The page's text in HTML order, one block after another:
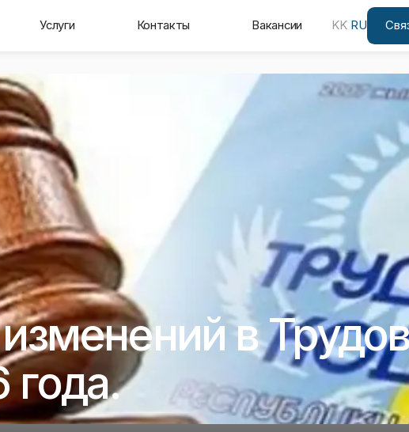
Услуги Контакты Вакансии KK RU
в
года.